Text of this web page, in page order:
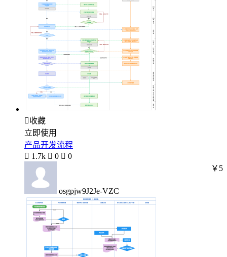
收藏
立即使用
产品开发流程
 1.7k  0  0
osgpjw9J2Je-VZC
￥5